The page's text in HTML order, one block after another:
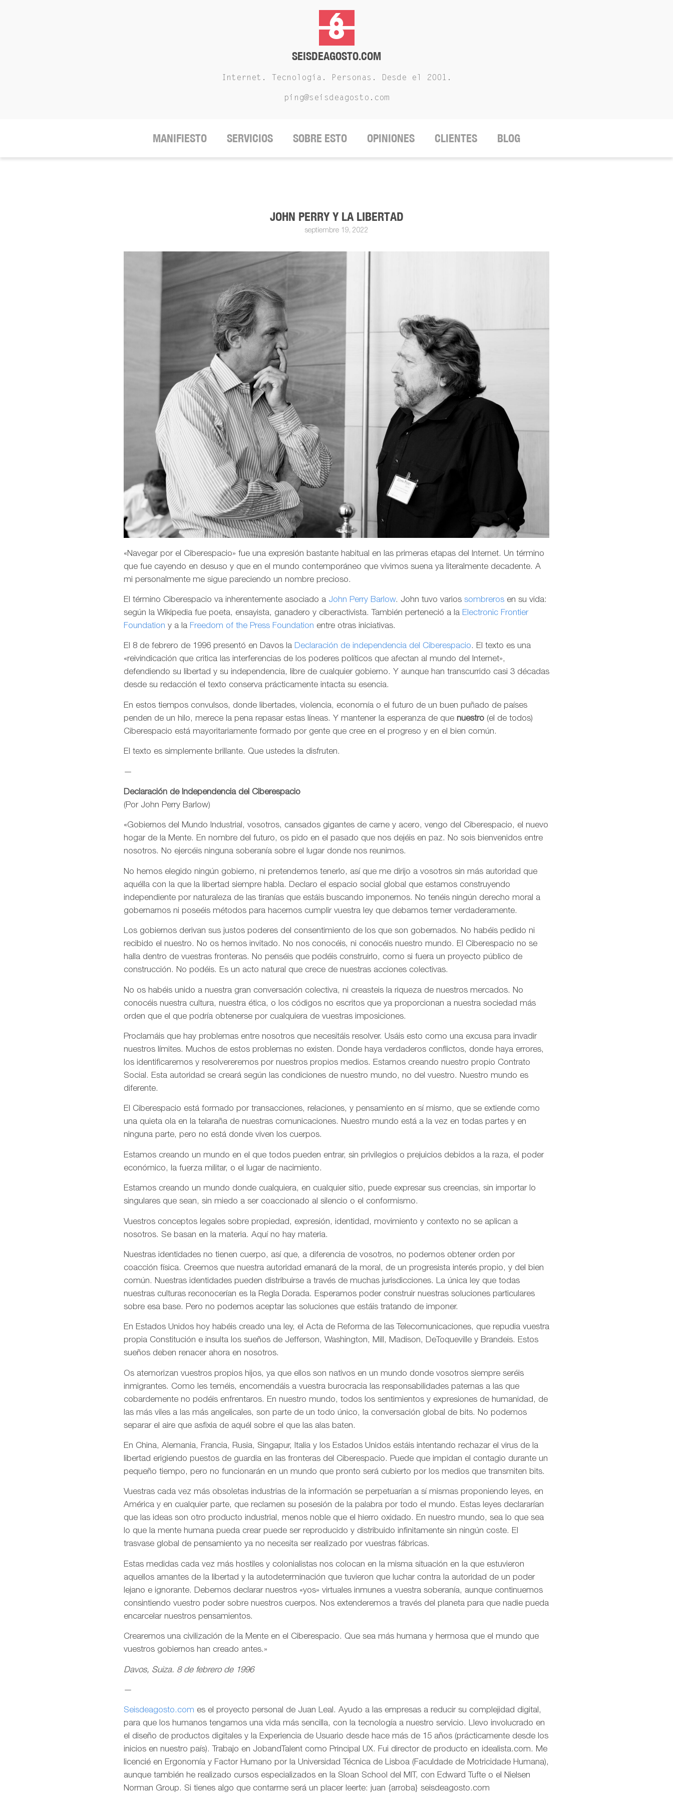
SEISDEAGOSTO.COM
Internet. Tecnología. Personas. Desde el 2001.
ping@seisdeagosto.com
MANIFIESTO SERVICIOS SOBRE ESTO OPINIONES CLIENTES BLOG
JOHN PERRY Y LA LIBERTAD
septiembre 19, 2022
«Navegar por el Ciberespacio» fue una expresión bastante habitual en las primeras etapas del Internet. Un término
que fue cayendo en desuso y que en el mundo contemporáneo que vivimos suena ya literalmente decadente. A
mi personalmente me sigue pareciendo un nombre precioso.
El término Ciberespacio va inherentemente asociado a John Perry Barlow. John tuvo varios sombreros en su vida:
según la Wikipedia fue poeta, ensayista, ganadero y ciberactivista. También perteneció a la Electronic Frontier
Foundation y a la Freedom of the Press Foundation entre otras iniciativas.
El 8 de febrero de 1996 presentó en Davos la Declaración de independencia del Ciberespacio. El texto es una
«reivindicación que critica las interferencias de los poderes políticos que afectan al mundo del Internet»,
defendiendo su libertad y su independencia, libre de cualquier gobierno. Y aunque han transcurrido casi 3 décadas
desde su redacción el texto conserva prácticamente intacta su esencia.
En estos tiempos convulsos, donde libertades, violencia, economía o el futuro de un buen puñado de países
penden de un hilo, merece la pena repasar estas líneas. Y mantener la esperanza de que nuestro (el de todos)
Ciberespacio está mayoritariamente formado por gente que cree en el progreso y en el bien común.
El texto es simplemente brillante. Que ustedes la disfruten.
—
Declaración de Independencia del Ciberespacio
(Por John Perry Barlow)
«Gobiernos del Mundo Industrial, vosotros, cansados gigantes de carne y acero, vengo del Ciberespacio, el nuevo
hogar de la Mente. En nombre del futuro, os pido en el pasado que nos dejéis en paz. No sois bienvenidos entre
nosotros. No ejercéis ninguna soberanía sobre el lugar donde nos reunimos.
No hemos elegido ningún gobierno, ni pretendemos tenerlo, así que me dirijo a vosotros sin más autoridad que
aquélla con la que la libertad siempre habla. Declaro el espacio social global que estamos construyendo
independiente por naturaleza de las tiranías que estáis buscando imponernos. No tenéis ningún derecho moral a
gobernarnos ni poseéis métodos para hacernos cumplir vuestra ley que debamos temer verdaderamente.
Los gobiernos derivan sus justos poderes del consentimiento de los que son gobernados. No habéis pedido ni
recibido el nuestro. No os hemos invitado. No nos conocéis, ni conocéis nuestro mundo. El Ciberespacio no se
halla dentro de vuestras fronteras. No penséis que podéis construirlo, como si fuera un proyecto público de
construcción. No podéis. Es un acto natural que crece de nuestras acciones colectivas.
No os habéis unido a nuestra gran conversación colectiva, ni creasteis la riqueza de nuestros mercados. No
conocéis nuestra cultura, nuestra ética, o los códigos no escritos que ya proporcionan a nuestra sociedad más
orden que el que podría obtenerse por cualquiera de vuestras imposiciones.
Proclamáis que hay problemas entre nosotros que necesitáis resolver. Usáis esto como una excusa para invadir
nuestros límites. Muchos de estos problemas no existen. Donde haya verdaderos conflictos, donde haya errores,
los identificaremos y resolvereremos por nuestros propios medios. Estamos creando nuestro propio Contrato
Social. Esta autoridad se creará según las condiciones de nuestro mundo, no del vuestro. Nuestro mundo es
diferente.
El Ciberespacio está formado por transacciones, relaciones, y pensamiento en sí mismo, que se extiende como
una quieta ola en la telaraña de nuestras comunicaciones. Nuestro mundo está a la vez en todas partes y en
ninguna parte, pero no está donde viven los cuerpos.
Estamos creando un mundo en el que todos pueden entrar, sin privilegios o prejuicios debidos a la raza, el poder
económico, la fuerza militar, o el lugar de nacimiento.
Estamos creando un mundo donde cualquiera, en cualquier sitio, puede expresar sus creencias, sin importar lo
singulares que sean, sin miedo a ser coaccionado al silencio o el conformismo.
Vuestros conceptos legales sobre propiedad, expresión, identidad, movimiento y contexto no se aplican a
nosotros. Se basan en la materia. Aquí no hay materia.
Nuestras identidades no tienen cuerpo, así que, a diferencia de vosotros, no podemos obtener orden por
coacción física. Creemos que nuestra autoridad emanará de la moral, de un progresista interés propio, y del bien
común. Nuestras identidades pueden distribuirse a través de muchas jurisdicciones. La única ley que todas
nuestras culturas reconocerían es la Regla Dorada. Esperamos poder construir nuestras soluciones particulares
sobre esa base. Pero no podemos aceptar las soluciones que estáis tratando de imponer.
En Estados Unidos hoy habéis creado una ley, el Acta de Reforma de las Telecomunicaciones, que repudia vuestra
propia Constitución e insulta los sueños de Jefferson, Washington, Mill, Madison, DeToqueville y Brandeis. Estos
sueños deben renacer ahora en nosotros.
Os atemorizan vuestros propios hijos, ya que ellos son nativos en un mundo donde vosotros siempre seréis
inmigrantes. Como les teméis, encomendáis a vuestra burocracia las responsabilidades paternas a las que
cobardemente no podéis enfrentaros. En nuestro mundo, todos los sentimientos y expresiones de humanidad, de
las más viles a las más angelicales, son parte de un todo único, la conversación global de bits. No podemos
separar el aire que asfixia de aquél sobre el que las alas baten.
En China, Alemania, Francia, Rusia, Singapur, Italia y los Estados Unidos estáis intentando rechazar el virus de la
libertad erigiendo puestos de guardia en las fronteras del Ciberespacio. Puede que impidan el contagio durante un
pequeño tiempo, pero no funcionarán en un mundo que pronto será cubierto por los medios que transmiten bits.
Vuestras cada vez más obsoletas industrias de la información se perpetuarían a sí mismas proponiendo leyes, en
América y en cualquier parte, que reclamen su posesión de la palabra por todo el mundo. Estas leyes declararían
que las ideas son otro producto industrial, menos noble que el hierro oxidado. En nuestro mundo, sea lo que sea
lo que la mente humana pueda crear puede ser reproducido y distribuido infinitamente sin ningún coste. El
trasvase global de pensamiento ya no necesita ser realizado por vuestras fábricas.
Estas medidas cada vez más hostiles y colonialistas nos colocan en la misma situación en la que estuvieron
aquellos amantes de la libertad y la autodeterminación que tuvieron que luchar contra la autoridad de un poder
lejano e ignorante. Debemos declarar nuestros «yos» virtuales inmunes a vuestra soberanía, aunque continuemos
consintiendo vuestro poder sobre nuestros cuerpos. Nos extenderemos a través del planeta para que nadie pueda
encarcelar nuestros pensamientos.
Crearemos una civilización de la Mente en el Ciberespacio. Que sea más humana y hermosa que el mundo que
vuestros gobiernos han creado antes.»
Davos, Suiza. 8 de febrero de 1996
—
Seisdeagosto.com es el proyecto personal de Juan Leal. Ayudo a las empresas a reducir su complejidad digital,
para que los humanos tengamos una vida más sencilla, con la tecnología a nuestro servicio. Llevo involucrado en
el diseño de productos digitales y la Experiencia de Usuario desde hace más de 15 años (prácticamente desde los
inicios en nuestro país). Trabajo en JobandTalent como Principal UX. Fui director de producto en idealista.com. Me
licencié en Ergonomía y Factor Humano por la Universidad Técnica de Lisboa (Faculdade de Motricidade Humana),
aunque también he realizado cursos especializados en la Sloan School del MIT, con Edward Tufte o el Nielsen
Norman Group. Si tienes algo que contarme será un placer leerte: juan {arroba} seisdeagosto.com